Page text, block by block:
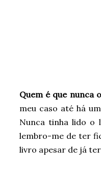
Quem é que nunca
meu caso até há
Nunca tinha lido o
lembro-me de ter
livro apesar de já